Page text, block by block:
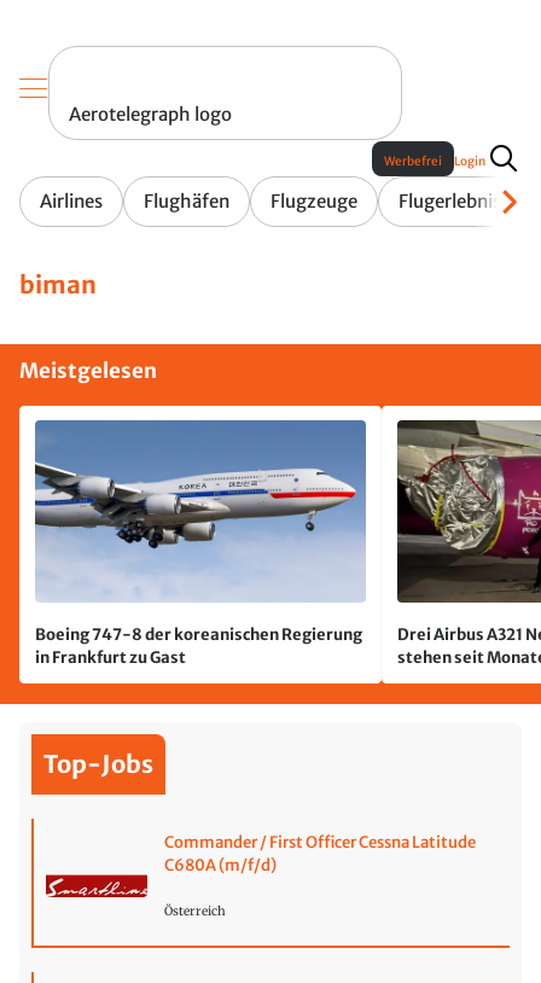
Aerotelegraph logo
Airlines Flughäfen Flugzeuge Flugerlebnis
Werbefrei Login
biman
Meistgelesen
Boeing 747-8 der koreanischen Regierung
in Frankfurt zu Gast
Drei Airbus A321
stehen seit
jetzt wurde einer
Top-Jobs
Commander / First Officer Cessna Latitude
C680A (m/f/d)
Österreich